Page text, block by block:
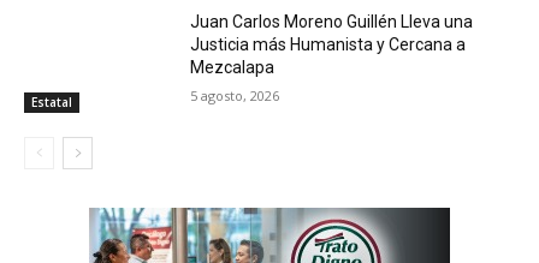
Estatal
Juan Carlos Moreno Guillén Lleva una
Justicia más Humanista y Cercana a
Mezcalapa
5 agosto, 2026